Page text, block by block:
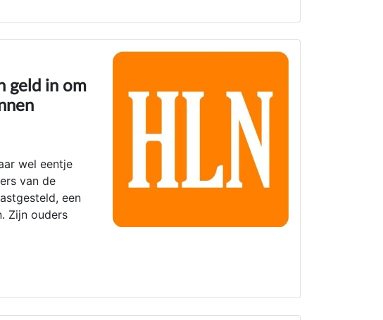
geld in om
wel eentje
van de
een
Zijn ouders